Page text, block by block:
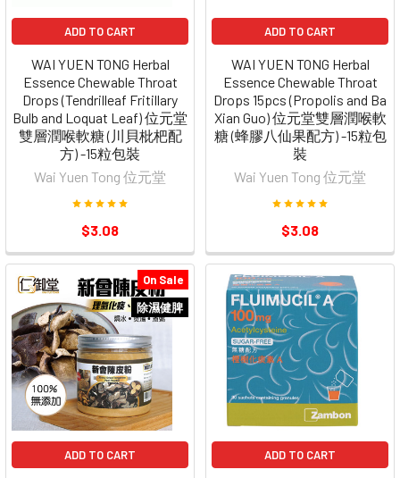
ADD TO CART
WAI YUEN TONG Herbal
Essence Chewable Throat
Drops (Tendrilleaf Fritillary
Bulb and Loquat Leaf) 位元堂
雙層潤喉軟糖 (川貝枇杷配
方) -15粒包裝
Wai Yuen Tong 位元堂
$3.08
ADD TO CART
WAI YUEN TONG Herbal
Essence Chewable Throat
Drops 15pcs (Propolis and Ba
Xian Guo) 位元堂雙層潤喉軟
糖 (蜂膠八仙果配方) -15粒包
裝
Wai Yuen Tong 位元堂
$3.08
On Sale
除濕健脾
ADD TO CART ADD TO CART